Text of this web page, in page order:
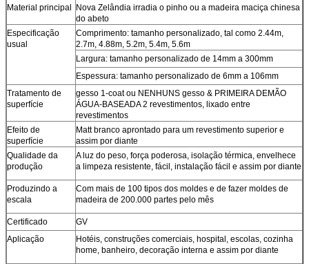
Material principal Nova Zelândia irradia o pinho ou a madeira maciça chinesa
do abeto
Especificação
usual
Comprimento: tamanho personalizado, tal como 2.44m,
2.7m, 4.88m, 5.2m, 5.4m, 5.6m
Largura: tamanho personalizado de 14mm a 300mm
Espessura: tamanho personalizado de 6mm a 106mm
Tratamento de
superfície
gesso 1-coat ou NENHUNS gesso & PRIMEIRA DEMÃO
ÁGUA-BASEADA 2 revestimentos, lixado entre
revestimentos
Efeito de
superfície
Matt branco aprontado para um revestimento superior e
assim por diante
Qualidade da
produção
A luz do peso, força poderosa, isolação térmica, envelhece
a limpeza resistente, fácil, instalação fácil e assim por diante
Produzindo a
escala
Com mais de 100 tipos dos moldes e de fazer moldes de
madeira de 200.000 partes pelo mês
Certificado
GV
Aplicação
Hotéis, construções comerciais, hospital, escolas, cozinha
home, banheiro, decoração interna e assim por diante